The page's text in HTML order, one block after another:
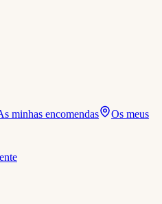
minhas encomendas
Os meus